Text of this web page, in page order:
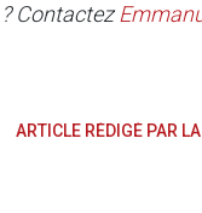
Contactez
ARTICLE RÉDIGÉ PAR